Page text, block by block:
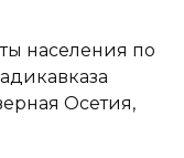
населения по
Осетия,